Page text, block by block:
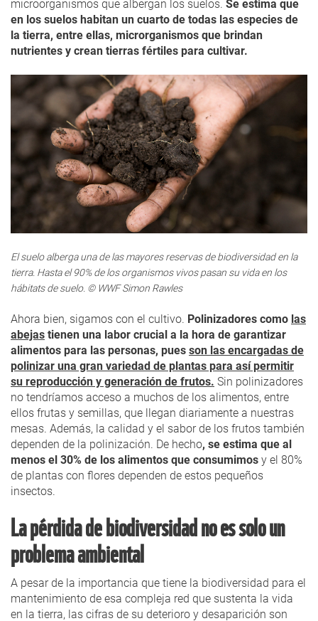
microorganismos que albergan los suelos. Se estima que
en los suelos habitan un cuarto de todas las especies de
la tierra, entre ellas, microrganismos que brindan
nutrientes y crean tierras fértiles para cultivar.
El suelo alberga una de las mayores reservas de biodiversidad en la
tierra. Hasta el 90% de los organismos vivos pasan su vida en los
hábitats de suelo. © WWF Simon Rawles
Ahora bien, sigamos con el cultivo. Polinizadores como las
abejas tienen una labor crucial a la hora de garantizar
alimentos para las personas, pues son las encargadas de
polinizar una gran variedad de plantas para así permitir
su reproducción y generación de frutos. Sin polinizadores
no tendríamos acceso a muchos de los alimentos, entre
ellos frutas y semillas, que llegan diariamente a nuestras
mesas. Además, la calidad y el sabor de los frutos también
dependen de la polinización. De hecho, se estima que al
menos el 30% de los alimentos que consumimos y el 80%
de plantas con flores dependen de estos pequeños
insectos.
La pérdida de biodiversidad no es solo un
problema ambiental
A pesar de la importancia que tiene la biodiversidad para el
mantenimiento de esa compleja red que sustenta la vida
en la tierra, las cifras de su deterioro y desaparición son